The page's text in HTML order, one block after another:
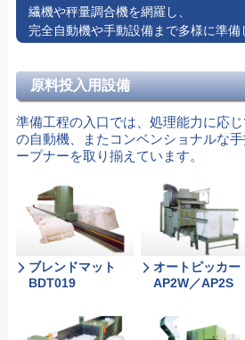
繊機や秤量調合機を網羅し、
完全自動機や手動設備まで多様に準備
原料投入用設備
準備工程の入口では、処理能力に応
の自動機、またコンベンショナルな
ープナーを取り揃えています。
ブレンドマット
BDT019
オートピッカー
AP2W／AP2S